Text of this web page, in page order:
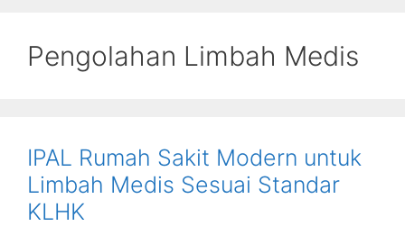
Pengolahan Limbah Medis
IPAL Rumah Sakit Modern untuk
Limbah Medis Sesuai Standar
KLHK